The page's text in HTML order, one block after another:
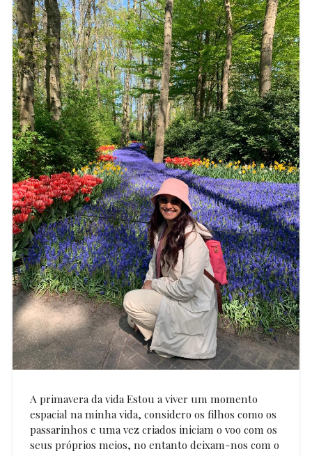
A primavera da vida Estou a viver um momento
espacial na minha vida, considero os filhos como os
passarinhos e uma vez criados iniciam o voo com os
seus próprios meios, no entanto deixam-nos com o